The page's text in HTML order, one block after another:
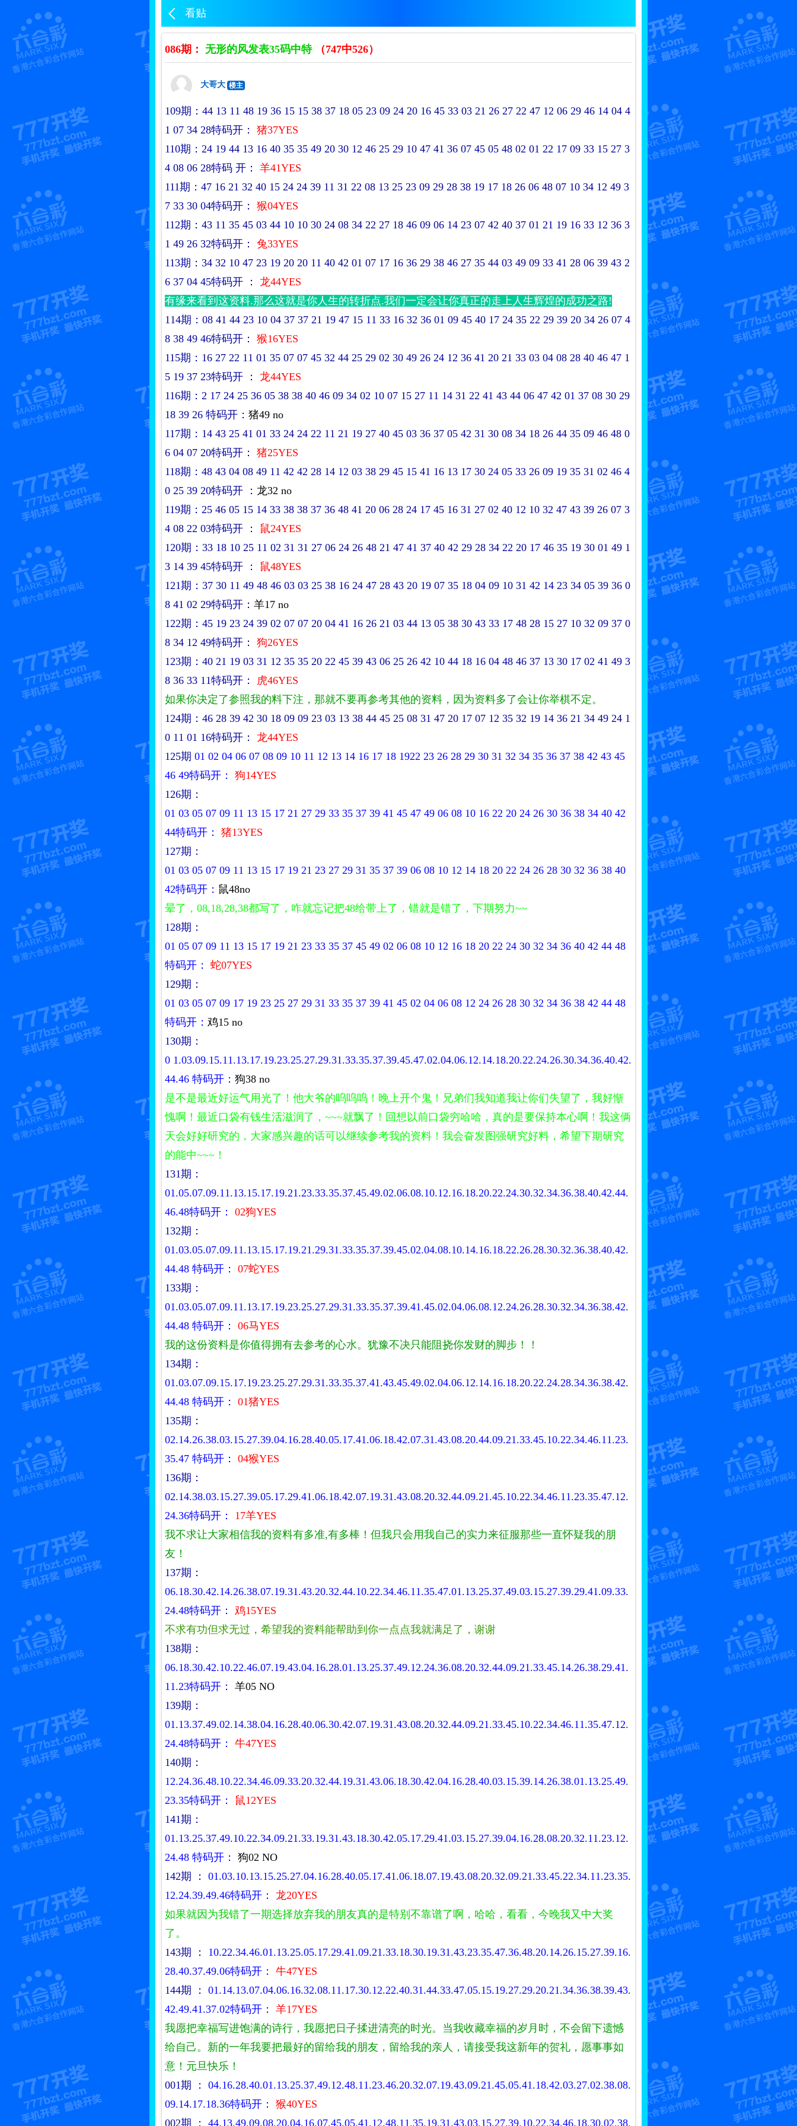
看贴
086期： 无形的风发表35码中特 （747中526）
大哥大 楼主
109期：44 13 11 48 19 36 15 15 38 37 18 05 23 09 24 20 16 45 33 03 21 26 27 22 47 12 06 29 46 14 04 4
1 07 34 28特码开：
猪37YES
110期：24 19 44 13 16 40 35 35 49 20 30 12 46 25 29 10 47 41 36 07 45 05 48 02 01 22 17 09 33 15 27 3
4 08 06 28特码 开：
羊41YES
111期：47 16 21 32 40 15 24 24 39 11 31 22 08 13 25 23 09 29 28 38 19 17 18 26 06 48 07 10 34 12 49 3
7 33 30 04特码开：
猴04YES
112期：43 11 35 45 03 44 10 10 30 24 08 34 22 27 18 46 09 06 14 23 07 42 40 37 01 21 19 16 33 12 36 3
1 49 26 32特码开：
兔33YES
113期：34 32 10 47 23 19 20 20 11 40 42 01 07 17 16 36 29 38 46 27 35 44 03 49 09 33 41 28 06 39 43 2
6 37 04 45特码开
：
龙44YES
有缘来看到这资料.那么这就是你人生的转折点.我们一定会让你真正的走上人生辉煌的成功之路!
114期：08 41 44 23 10 04 37 37 21 19 47 15 11 33 16 32 36 01 09 45 40 17 24 35 22 29 39 20 34 26 07 4
8 38 49 46特码开：
猴16YES
115期：16 27 22 11 01 35 07 07 45 32 44 25 29 02 30 49 26 24 12 36 41 20 21 33 03 04 08 28 40 46 47 1
5 19 37 23特码开
：
龙44YES
116期：2 17 24 25 36 05 38 38 40 46 09 34 02 10 07 15 27 11 14 31 22 41 43 44 06 47 42 01 37 08 30 29
18 39 26 特码开： 猪49 no
117期：14 43 25 41 01 33 24 24 22 11 21 19 27 40 45 03 36 37 05 42 31 30 08 34 18 26 44 35 09 46 48 0
6 04 07 20特码开：
猪25YES
118期：48 43 04 08 49 11 42 42 28 14 12 03 38 29 45 15 41 16 13 17 30 24 05 33 26 09 19 35 31 02 46 4
0 25 39 20特码开
： 龙32 no
119期：25 46 05 15 14 33 38 38 37 36 48 41 20 06 28 24 17 45 16 31 27 02 40 12 10 32 47 43 39 26 07 3
4 08 22 03特码开
：
鼠24YES
120期：33 18 10 25 11 02 31 31 27 06 24 26 48 21 47 41 37 40 42 29 28 34 22 20 17 46 35 19 30 01 49 1
3 14 39 45特码开
：
鼠48YES
121期：37 30 11 49 48 46 03 03 25 38 16 24 47 28 43 20 19 07 35 18 04 09 10 31 42 14 23 34 05 39 36 0
8 41 02 29特码开： 羊17 no
122期：45 19 23 24 39 02 07 07 20 04 41 16 26 21 03 44 13 05 38 30 43 33 17 48 28 15 27 10 32 09 37 0
8 34 12 49特码开：
狗26YES
123期：40 21 19 03 31 12 35 35 20 22 45 39 43 06 25 26 42 10 44 18 16 04 48 46 37 13 30 17 02 41 49 3
8 36 33 11特码开：
虎46YES
如果你决定了参照我的料下注，那就不要再参考其他的资料，因为资料多了会让你举棋不定。
124期：46 28 39 42 30 18 09 09 23 03 13 38 44 45 25 08 31 47 20 17 07 12 35 32 19 14 36 21 34 49 24 1
0 11 01 16特码开：
龙44YES
125期 01 02 04 06 07 08 09 10 11 12 13 14 16 17 18 1922 23 26 28 29 30 31 32 34 35 36 37 38 42 43 45
46 49特码开：
狗14YES
126期：
01 03 05 07 09 11 13 15 17 21 27 29 33 35 37 39 41 45 47 49 06 08 10 16 22 20 24 26 30 36 38 34 40 42
44特码开：
猪13YES
127期：
01 03 05 07 09 11 13 15 17 19 21 23 27 29 31 35 37 39 06 08 10 12 14 18 20 22 24 26 28 30 32 36 38 40
42特码开： 鼠48no
晕了，08,18,28,38都写了，咋就忘记把48给带上了，错就是错了，下期努力~~
128期：
01 05 07 09 11 13 15 17 19 21 23 33 35 37 45 49 02 06 08 10 12 16 18 20 22 24 30 32 34 36 40 42 44 48
特码开：
蛇07YES
129期：
01 03 05 07 09 17 19 23 25 27 29 31 33 35 37 39 41 45 02 04 06 08 12 24 26 28 30 32 34 36 38 42 44 48
特码开： 鸡15 no
130期：
0 1.03.09.15.11.13.17.19.23.25.27.29.31.33.35.37.39.45.47.02.04.06.12.14.18.20.22.24.26.30.34.36.40.42.
44.46 特码开： 狗38 no
是不是最近好运气用光了！他大爷的呜呜呜！晚上开个鬼！兄弟们我知道我让你们失望了，我好惭
愧啊！最近口袋有钱生活滋润了，~~~就飘了！回想以前口袋穷哈哈，真的是要保持本心啊！我这俩
天会好好研究的，大家感兴趣的话可以继续参考我的资料！我会奋发图强研究好料，希望下期研究
的能中~~~！
131期：
01.05.07.09.11.13.15.17.19.21.23.33.35.37.45.49.02.06.08.10.12.16.18.20.22.24.30.32.34.36.38.40.42.44.
46.48特码开： 02狗YES
132期：
01.03.05.07.09.11.13.15.17.19.21.29.31.33.35.37.39.45.02.04.08.10.14.16.18.22.26.28.30.32.36.38.40.42.
44.48 特码开：
07蛇YES
133期：
01.03.05.07.09.11.13.17.19.23.25.27.29.31.33.35.37.39.41.45.02.04.06.08.12.24.26.28.30.32.34.36.38.42.
44.48 特码开：
06马YES
我的这份资料是你值得拥有去参考的心水。犹豫不决只能阻挠你发财的脚步！！
134期：
01.03.07.09.15.17.19.23.25.27.29.31.33.35.37.41.43.45.49.02.04.06.12.14.16.18.20.22.24.28.34.36.38.42.
44.48 特码开：
01猪YES
135期：
02.14.26.38.03.15.27.39.04.16.28.40.05.17.41.06.18.42.07.31.43.08.20.44.09.21.33.45.10.22.34.46.11.23.
35.47 特码开：
04猴YES
136期：
02.14.38.03.15.27.39.05.17.29.41.06.18.42.07.19.31.43.08.20.32.44.09.21.45.10.22.34.46.11.23.35.47.12.
24.36特码开： 17羊YES
我不求让大家相信我的资料有多准,有多棒！但我只会用我自己的实力来征服那些一直怀疑我的朋
友！
137期：
06.18.30.42.14.26.38.07.19.31.43.20.32.44.10.22.34.46.11.35.47.01.13.25.37.49.03.15.27.39.29.41.09.33.
24.48特码开： 鸡15YES
不求有功但求无过，希望我的资料能帮助到你一点点我就满足了，谢谢
138期：
06.18.30.42.10.22.46.07.19.43.04.16.28.01.13.25.37.49.12.24.36.08.20.32.44.09.21.33.45.14.26.38.29.41.
11.23特码开： 羊05 NO
139期：
01.13.37.49.02.14.38.04.16.28.40.06.30.42.07.19.31.43.08.20.32.44.09.21.33.45.10.22.34.46.11.35.47.12.
24.48特码开： 牛47YES
140期：
12.24.36.48.10.22.34.46.09.33.20.32.44.19.31.43.06.18.30.42.04.16.28.40.03.15.39.14.26.38.01.13.25.49.
23.35特码开： 鼠12YES
141期：
01.13.25.37.49.10.22.34.09.21.33.19.31.43.18.30.42.05.17.29.41.03.15.27.39.04.16.28.08.20.32.11.23.12.
24.48 特码开：
狗02 NO
142期
：
01.03.10.13.15.25.27.04.16.28.40.05.17.41.06.18.07.19.43.08.20.32.09.21.33.45.22.34.11.23.35.
12.24.39.49.46特码开： 龙20YES
如果就因为我错了一期选择放弃我的朋友真的是特别不靠谱了啊，哈哈，看看，今晚我又中大奖
了。
143期
：
10.22.34.46.01.13.25.05.17.29.41.09.21.33.18.30.19.31.43.23.35.47.36.48.20.14.26.15.27.39.16.
28.40.37.49.06特码开： 牛47YES
144期
：
01.14.13.07.04.06.16.32.08.11.17.30.12.22.40.31.44.33.47.05.15.19.27.29.20.21.34.36.38.39.43.
42.49.41.37.02特码开： 羊17YES
我愿把幸福写进饱满的诗行，我愿把日子揉进清亮的时光。当我收藏幸福的岁月时，不会留下遗憾
给自己。新的一年我要把最好的留给我的朋友，留给我的亲人，请接受我这新年的贺礼，愿事事如
意！元旦快乐！
001期
：
04.16.28.40.01.13.25.37.49.12.48.11.23.46.20.32.07.19.43.09.21.45.05.41.18.42.03.27.02.38.08.
09.14.17.18.36特码开： 猴40YES
002期
： 44.13.49.09.08.20.04.16.07.45.05.41.12.48.11.35.19.31.43.03.15.27.39.10.22.34.46.18.30.02.38.